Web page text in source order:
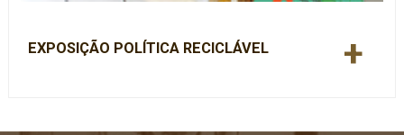
EXPOSIÇÃO POLÍTICA RECICLÁVEL +